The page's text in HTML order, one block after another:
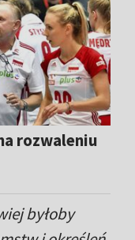
rozwaleniu
byłoby